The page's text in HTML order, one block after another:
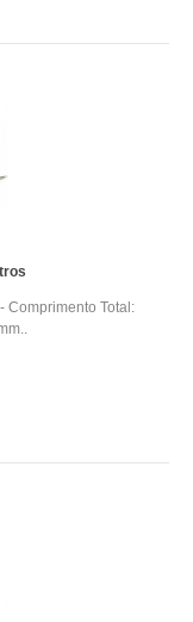
Comprimento Total: